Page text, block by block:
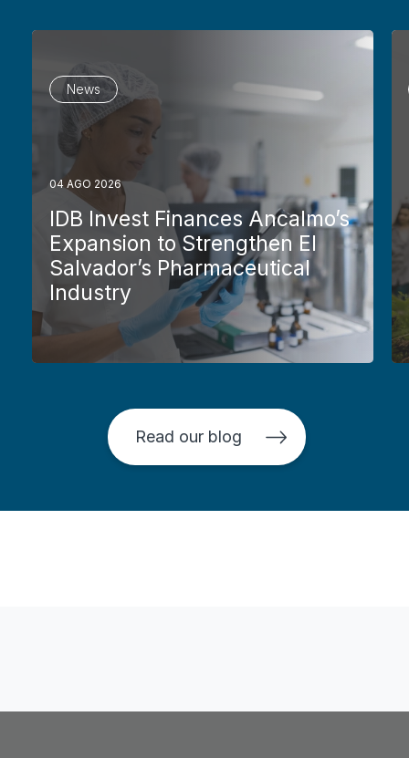
News
04 AGO 2026
IDB Invest Finances Ancalmo’s
Expansion to Strengthen El
Salvador’s Pharmaceutical
Industry
Read our blog